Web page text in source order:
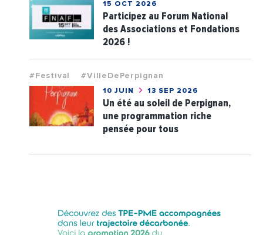
15 OCT 2026
Participez au Forum National
des Associations et Fondations
2026 !
#Festival #VilleDePerpignan
10 JUIN 13 SEP 2026
Un été au soleil de Perpignan,
une programmation riche
pensée pour tous